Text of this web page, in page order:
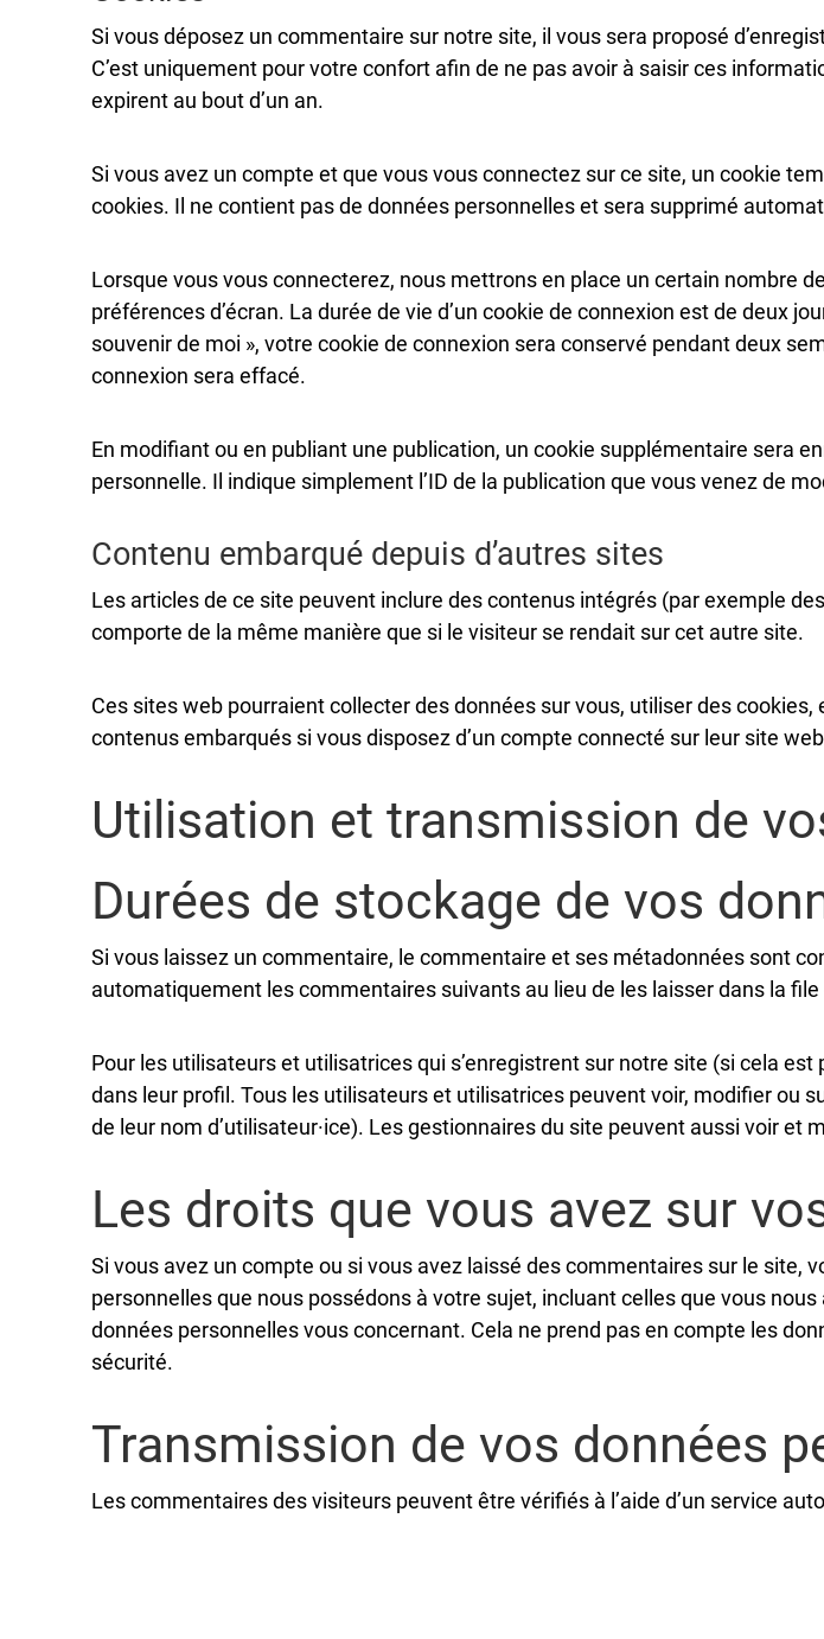
Si vous déposez un commentaire sur notre site, il vous sera proposé
C’est uniquement pour votre confort afin de ne pas avoir à saisir ces
expirent au bout d’un an.
Si vous avez un compte et que vous vous connectez sur ce site, un cookie
cookies. Il ne contient pas de données personnelles et sera supprimé
Lorsque vous vous connecterez, nous mettrons en place un certain nombre
préférences d’écran. La durée de vie d’un cookie de connexion est de deux
souvenir de moi », votre cookie de connexion sera conservé pendant deux
connexion sera effacé.
En modifiant ou en publiant une publication, un cookie supplémentaire sera
personnelle. Il indique simplement l’ID de la publication que vous venez de
Contenu embarqué depuis d’autres sites
Les articles de ce site peuvent inclure des contenus intégrés (par exemple
comporte de la même manière que si le visiteur se rendait sur cet autre site.
Ces sites web pourraient collecter des données sur vous, utiliser des
contenus embarqués si vous disposez d’un compte connecté sur leur site
Utilisation et transmission de
Durées de stockage de vos
Si vous laissez un commentaire, le commentaire et ses métadonnées sont
automatiquement les commentaires suivants au lieu de les laisser dans la
Pour les utilisateurs et utilisatrices qui s’enregistrent sur notre site (si cela
dans leur profil. Tous les utilisateurs et utilisatrices peuvent voir, modifier ou
de leur nom d’utilisateur·ice). Les gestionnaires du site peuvent aussi voir et
Les droits que vous avez sur
Si vous avez un compte ou si vous avez laissé des commentaires sur le
personnelles que nous possédons à votre sujet, incluant celles que vous
données personnelles vous concernant. Cela ne prend pas en compte les
sécurité.
Transmission de vos données
Les commentaires des visiteurs peuvent être vérifiés à l’aide d’un service